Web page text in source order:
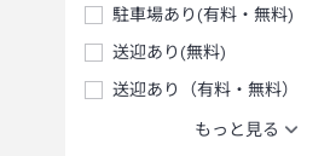
駐車場あり(有料・無料)
送迎あり(無料)
送迎あり（有料・無料）
もっと見る